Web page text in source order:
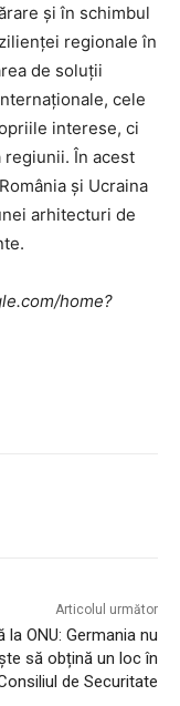
și în schimbul
regionale în
de soluții
cele
interese, ci
În acest
și Ucraina
arhitecturi de
home?
Articolul următor
la ONU: Germania nu
să obțină un loc în
de Securitate